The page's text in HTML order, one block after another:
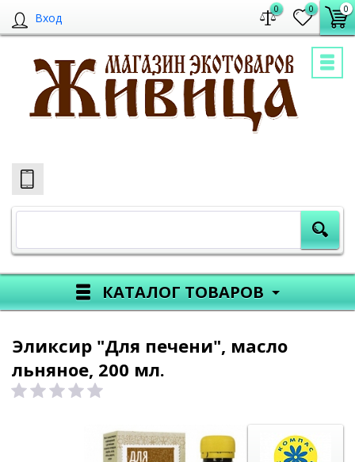
Вход
0 0 0
КАТАЛОГ ТОВАРОВ
Эликсир "Для печени", масло
льняное, 200 мл.